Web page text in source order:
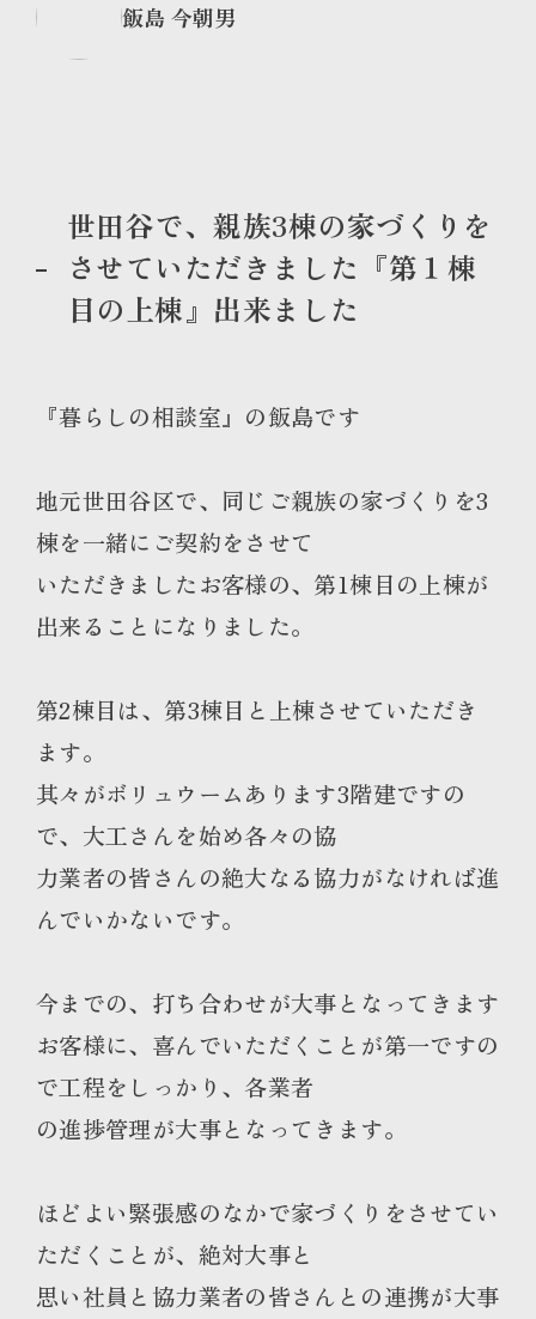
飯島 今朝男
世田谷で、親族3棟の家づくりを
させていただきました『第１棟
目の上棟』出来ました
『暮らしの相談室』の飯島です
地元世田谷区で、同じご親族の家づくりを3
棟を一緒にご契約をさせて
いただきましたお客様の、第1棟目の上棟が
出来ることになりました。
第2棟目は、第3棟目と上棟させていただき
ます。
其々がボリュウームあります3階建ですの
で、大工さんを始め各々の協
力業者の皆さんの絶大なる協力がなければ進
んでいかないです。
今までの、打ち合わせが大事となってきます
お客様に、喜んでいただくことが第一ですの
で工程をしっかり、各業者
の進捗管理が大事となってきます。
ほどよい緊張感のなかで家づくりをさせてい
ただくことが、絶対大事と
思い社員と協力業者の皆さんとの連携が大事